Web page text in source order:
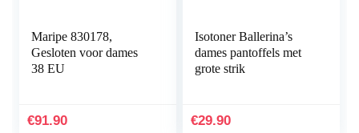
Maripe 830178,
Gesloten voor dames
38 EU
€91.90
Isotoner Ballerina’s
dames pantoffels met
grote strik
€29.90